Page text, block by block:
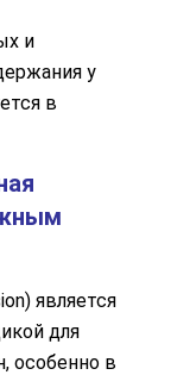
и
у
в
является
для
особенно в